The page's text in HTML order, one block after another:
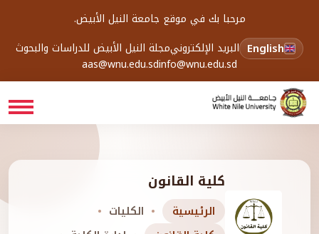
مرحبا بك في موقع جامعة النيل الأبيض.
English البريد الإلكترونيمجلة النيل الأبيض للدراسات والبحوث
info@wnu.edu.sd
aas@wnu.edu.sd
كلية القانون
الرئيسية
الكليات